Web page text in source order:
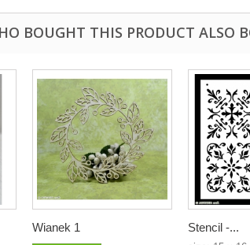
BOUGHT THIS PRODUCT ALSO
Wianek 1 Stencil -...